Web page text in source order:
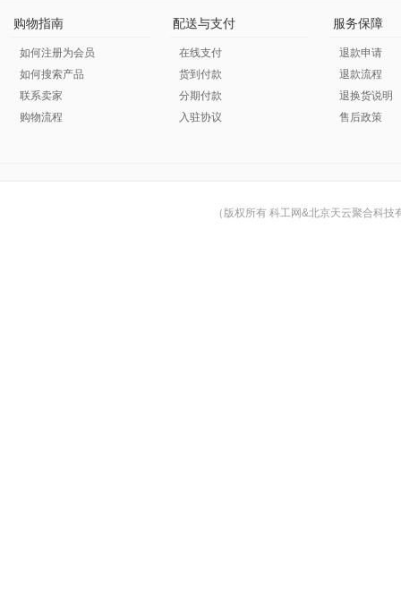
购物指南
如何注册为会员
如何搜索产品
联系卖家
购物流程
配送与支付
在线支付
货到付款
分期付款
入驻协议
服务保障
退款申请
退款流程
退换货说明
售后政策
（版权所有 科工网&北京天云聚合科